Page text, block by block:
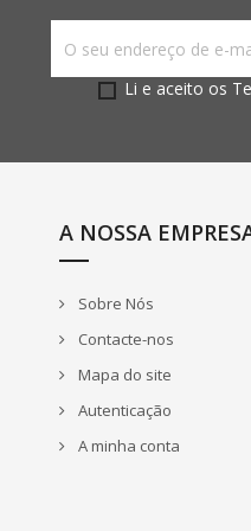
Li e aceito os
A NOSSA
Sobre Nós
Contacte-nos
Mapa do site
Autenticação
A minha conta